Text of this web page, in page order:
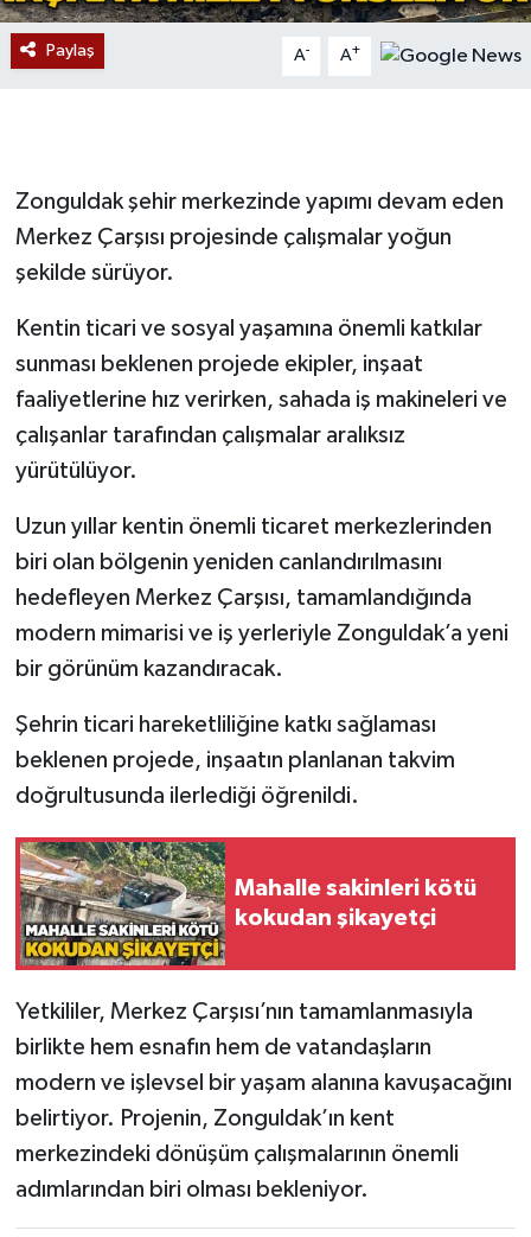
Paylaş A- A+
Zonguldak şehir merkezinde yapımı devam eden
Merkez Çarşısı projesinde çalışmalar yoğun
şekilde sürüyor.
Kentin ticari ve sosyal yaşamına önemli katkılar
sunması beklenen projede ekipler, inşaat
faaliyetlerine hız verirken, sahada iş makineleri ve
çalışanlar tarafından çalışmalar aralıksız
yürütülüyor.
Uzun yıllar kentin önemli ticaret merkezlerinden
biri olan bölgenin yeniden canlandırılmasını
hedefleyen Merkez Çarşısı, tamamlandığında
modern mimarisi ve iş yerleriyle Zonguldak’a yeni
bir görünüm kazandıracak.
Şehrin ticari hareketliliğine katkı sağlaması
beklenen projede, inşaatın planlanan takvim
doğrultusunda ilerlediği öğrenildi.
Mahalle sakinleri kötü
kokudan şikayetçi
Yetkililer, Merkez Çarşısı’nın tamamlanmasıyla
birlikte hem esnafın hem de vatandaşların
modern ve işlevsel bir yaşam alanına kavuşacağını
belirtiyor. Projenin, Zonguldak’ın kent
merkezindeki dönüşüm çalışmalarının önemli
adımlarından biri olması bekleniyor.
Eğitim
Gökçebey
GÜNDEM
İş ilanı
Kilimli
Kültür - Sanat
MAGAZİN
Politika
Röportaj
Sağlık
SİYASET
Spor
Ulusal
Yaşam